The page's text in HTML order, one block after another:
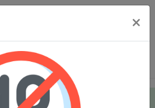
per adulti (+18) sono stati trasferiti
×